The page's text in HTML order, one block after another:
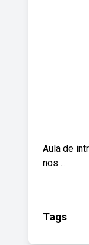
Aula de
nos ...
Tags